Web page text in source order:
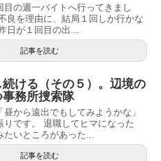
目の週一バイトへ行ってきまし
良を理由に、結局１回しか行かな
日が１回目の出...
記事を読む
ける（その５）。辺境の
務所捜索隊
から遠出でもしてみようかな」
りです。 退職してヒマになった
たいところがあった...
記事を読む